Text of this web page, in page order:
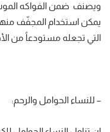
ويصنف ضمن الفواكه
يمكن استخدام المجفّف
التي تجعله مستودعاً من
– للنساء الحوامل والرحم: